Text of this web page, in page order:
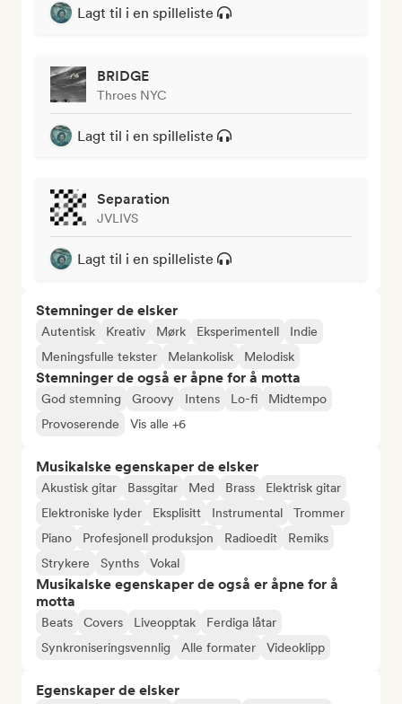
Lagt til i en spilleliste
BRIDGE
Throes NYC
Lagt til i en spilleliste
Separation
JVLIVS
Lagt til i en spilleliste
Stemninger de elsker
Autentisk Kreativ Mørk Eksperimentell
Indie
Meningsfulle tekster
Melankolisk Melodisk
Stemninger de også er åpne for å motta
God stemning Groovy Intens Lo-fi
Midtempo
Provoserende
Vis alle +6
Musikalske egenskaper de elsker
Akustisk gitar Bassgitar Med Brass
Elektrisk gitar
Elektroniske lyder
Eksplisitt Instrumental
Trommer
Piano
Profesjonell produksjon Radioedit
Remiks
Strykere
Synths Vokal
Musikalske egenskaper de også er åpne for å
motta
Beats Covers Liveopptak
Ferdiga låtar
Synkroniseringsvennlig
Alle formater Videoklipp
Egenskaper de elsker